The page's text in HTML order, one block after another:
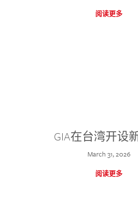
阅读更多
GIA在台湾开设
March 31, 2026
阅读更多